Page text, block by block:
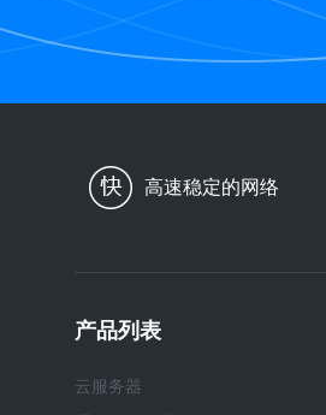
高速稳定的网络
产品列表
云服务器